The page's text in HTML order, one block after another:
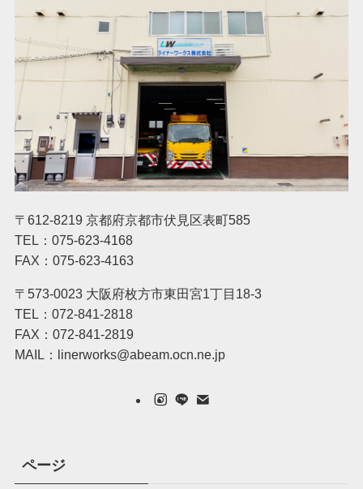
〒612-8219 京都府京都市伏見区表町585
TEL：075-623-4168
FAX：075-623-4163
〒573-0023 大阪府枚方市東田宮1丁目18-3
TEL：072-841-2818
FAX：072-841-2819
MAIL：linerworks@abeam.ocn.ne.jp
ページ